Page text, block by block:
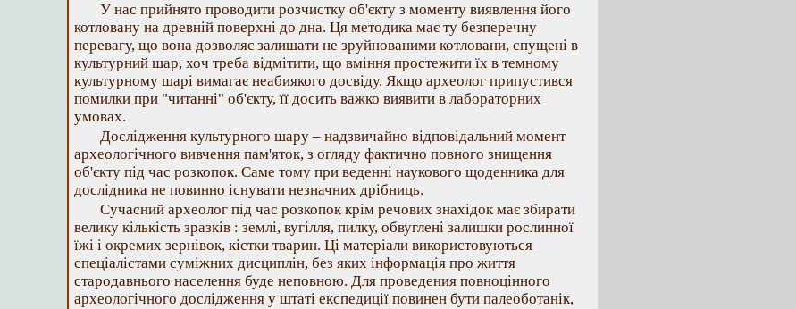
У нас прийнято проводити розчистку об'єкту з моменту виявлення його
котловану на древній поверхні до дна. Ця методика має ту безперечну
перевагу, що вона дозволяє залишати не зруйнованими котловани, спущені в
культурний шар, хоч треба відмітити, що вміння простежити їх в темному
культурному шарі вимагає неабиякого досвіду. Якщо археолог припустився
помилки при "читанні" об'єкту, її досить важко виявити в лабораторних
умовах.
Дослідження культурного шару – надзвичайно відповідальний момент
археологічного вивчення пам'яток, з огляду фактично повного знищення
об'єкту під час розкопок. Саме тому при веденні наукового щоденника для
дослідника не повинно існувати незначних дрібниць.
Сучасний археолог під час розкопок крім речових знахідок має збирати
велику кількість зразків : землі, вугілля, пилку, обвуглені залишки рослинної
їжі і окремих зернівок, кістки тварин. Ці матеріали використовуються
спеціалістами суміжних дисциплін, без яких інформація про життя
стародавнього населення буде неповною. Для проведения повноцінного
археологічного дослідження у штаті експедиції повинен бути палеоботанік,